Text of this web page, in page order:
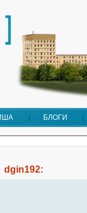
БЛОГИ
dgin192: